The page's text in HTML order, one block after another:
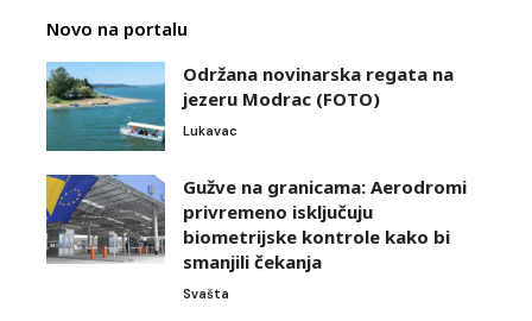
Novo na portalu
Održana novinarska regata na
jezeru Modrac (FOTO)
Lukavac
Gužve na granicama: Aerodromi
privremeno isključuju
biometrijske kontrole kako bi
smanjili čekanja
Svašta